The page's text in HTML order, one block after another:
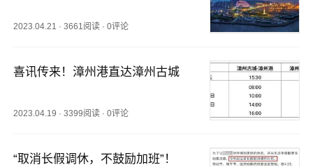
2023.04.21 ·3661阅读 ·0评论
喜讯传来！漳州港直达漳州古城
2023.04.19 ·3399阅读 ·0评论
“取消长假调休，不鼓励加班”！